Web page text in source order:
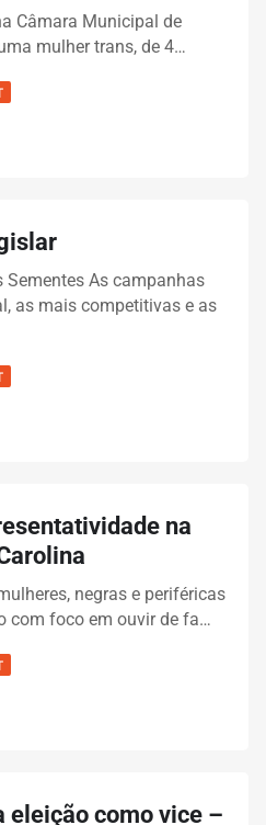
Câmara Municipal de
mulher trans, de 4…
Sementes As campanhas
as mais competitivas e as
na
negras e periféricas
com foco em ouvir de fa…
eleição como vice –